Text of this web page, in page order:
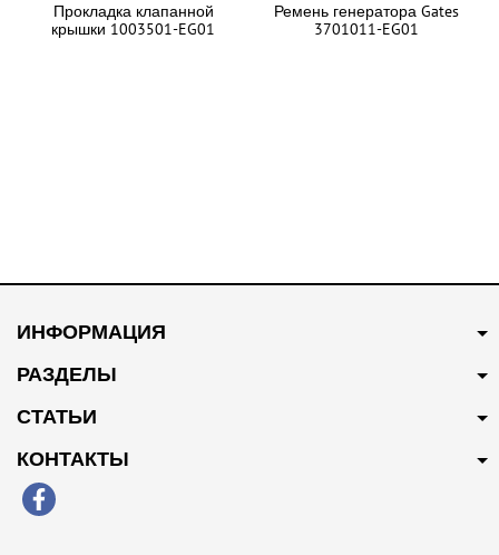
Прокладка клапанной
крышки 1003501-EG01
Ремень генератора Gates
3701011-EG01
160 грн Купить
Свеча зажигания 3707100-
300 грн Купить
ИНФОРМАЦИЯ
РАЗДЕЛЫ
СТАТЬИ
КОНТАКТЫ